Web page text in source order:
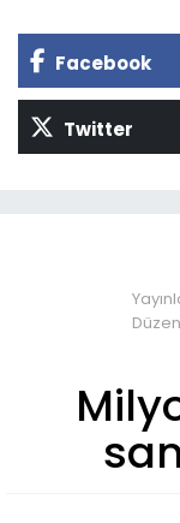
Facebook
Twitter